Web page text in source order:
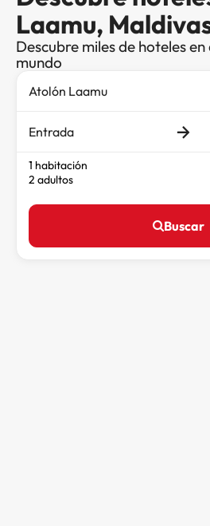
Laamu,
Descubre miles de hoteles
mundo
Entrada
1 habitación
2 adultos
Buscar